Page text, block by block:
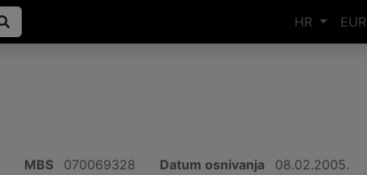
HR EUR
MBS 070069328 Datum osnivanja 08.02.2005.